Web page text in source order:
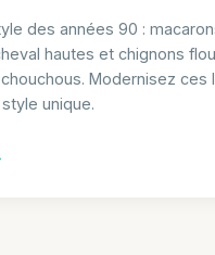
des années 90 :
hautes et chignons
Modernisez ces
unique.